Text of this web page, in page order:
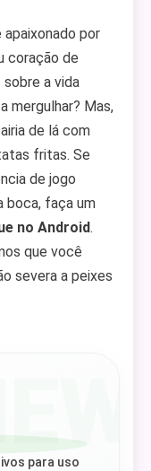
por
coração de
a vida
mergulhar? Mas,
de lá com
fritas. Se
de jogo
boca, faça um
no Android.
que você
severa a peixes
para uso